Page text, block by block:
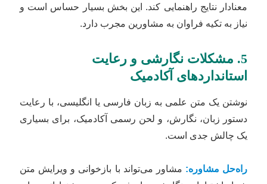
معنادار نتایج راهنمایی کند. این بخش بسیار حساس است و
نیاز به تکیه فراوان به مشاورین مجرب دارد.
5. مشکلات نگارشی و رعایت
استانداردهای آکادمیک
نوشتن یک متن علمی به زبان فارسی یا انگلیسی، با رعایت
دستور زبان، نگارش، و لحن رسمی آکادمیک، برای بسیاری
یک چالش جدی است.
راه‌حل مشاوره:مشاور می‌تواند با بازخوانی و ویرایش متن